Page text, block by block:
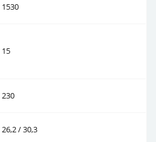
1530
15
230
26,2 / 30,3